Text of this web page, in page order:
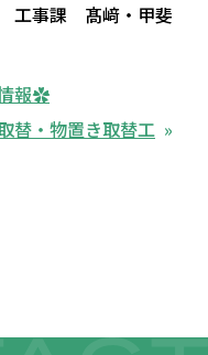
髙﨑・甲斐
報✿
・物置き取替工